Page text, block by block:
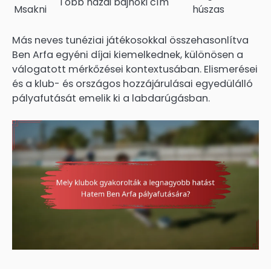
Msakni
húszas
Más neves tunéziai játékosokkal összehasonlítva
Ben Arfa egyéni díjai kiemelkednek, különösen a
válogatott mérkőzései kontextusában. Elismerései
és a klub- és országos hozzájárulásai egyedülálló
pályafutását emelik ki a labdarúgásban.